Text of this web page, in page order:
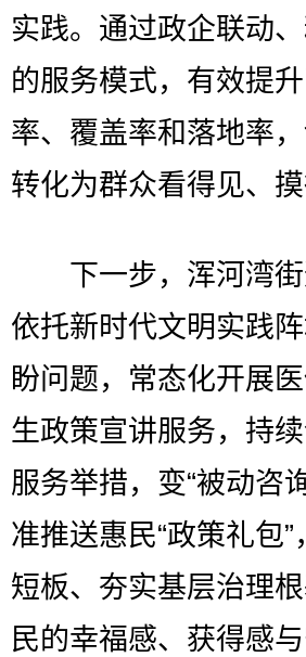
实践。通过政企联动
的服务模式，有效提
率、覆盖率和落地率
转化为群众看得见、
下一步，浑河湾街
依托新时代文明实践
盼问题，常态化开展
生政策宣讲服务，持
服务举措，变“被动咨
准推送惠民“政策礼包
短板、夯实基层治理
民的幸福感、获得感